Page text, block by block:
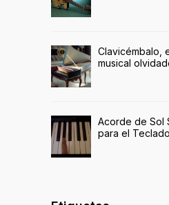
Clavicémbalo,
musical
Acorde de Sol
para el